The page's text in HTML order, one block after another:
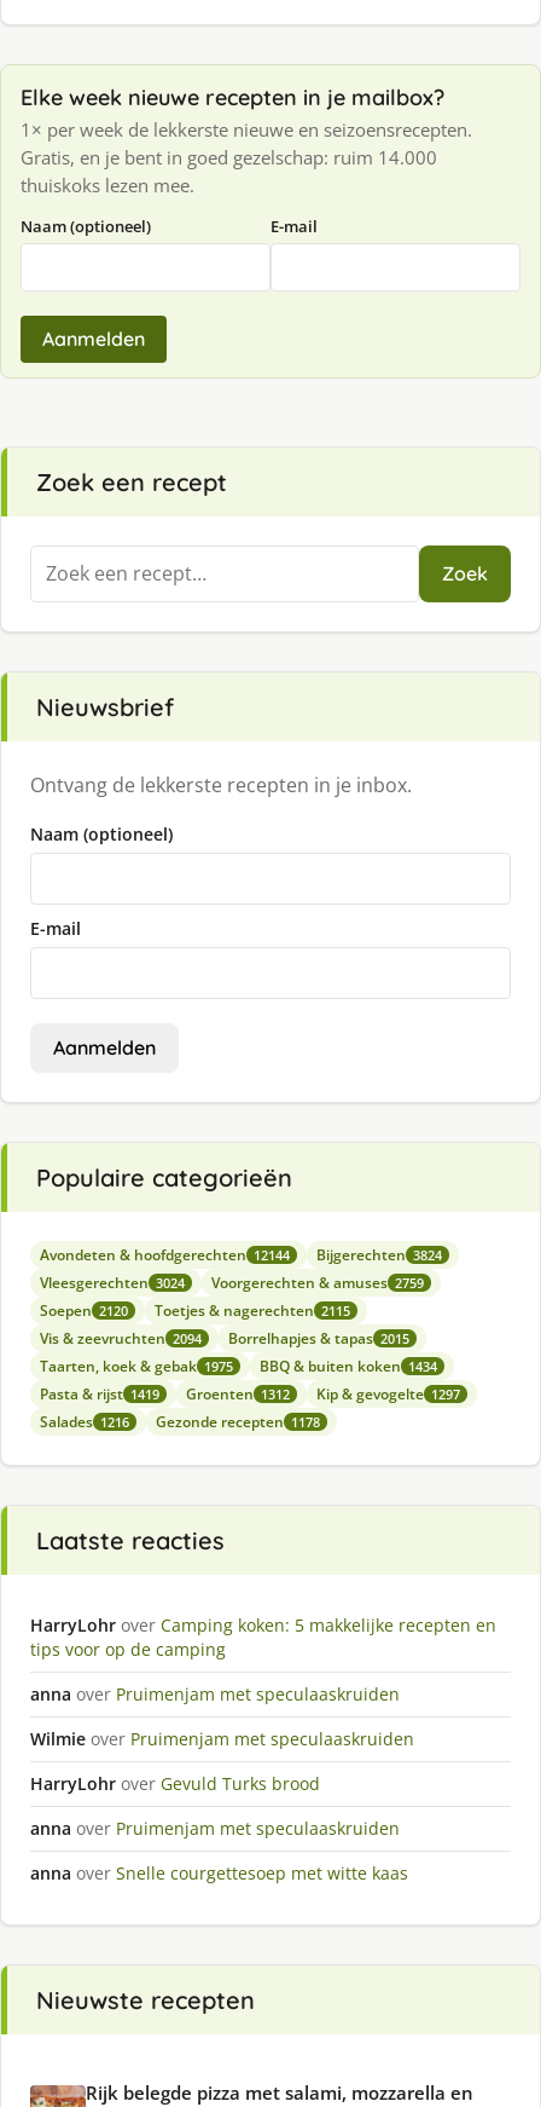
Elke week nieuwe recepten in je mailbox?
1× per week de lekkerste nieuwe en seizoensrecepten.
Gratis, en je bent in goed gezelschap: ruim 14.000
thuiskoks lezen mee.
Naam (optioneel) E-mail
Aanmelden
Zoek een recept
Zoeken
naar:
Zoek
Nieuwsbrief
Ontvang de lekkerste recepten in je inbox.
Naam (optioneel)
E-mail
Aanmelden
Populaire categorieën
Avondeten & hoofdgerechten 12144 Bijgerechten 3824
Vleesgerechten 3024 Voorgerechten & amuses 2759
Soepen 2120 Toetjes & nagerechten 2115
Vis & zeevruchten 2094 Borrelhapjes & tapas 2015
Taarten, koek & gebak 1975 BBQ & buiten koken 1434
Pasta & rijst 1419 Groenten 1312 Kip & gevogelte 1297
Salades 1216 Gezonde recepten 1178
Laatste reacties
HarryLohr over Camping koken: 5 makkelijke recepten en
tips voor op de camping
anna over Pruimenjam met speculaaskruiden
Wilmie over Pruimenjam met speculaaskruiden
HarryLohr over Gevuld Turks brood
anna over Pruimenjam met speculaaskruiden
anna over Snelle courgettesoep met witte kaas
Nieuwste recepten
Rijk belegde pizza met salami, mozzarella en